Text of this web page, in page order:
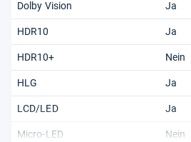
Dolby Vision Ja
HDR10 Ja
HDR10+ Nein
HLG Ja
LCD/LED Ja
Micro-LED Nein